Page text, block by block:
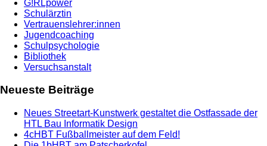
G!RLpower
Schulärztin
Vertrauenslehrer:innen
Jugendcoaching
Schulpsychologie
Bibliothek
Versuchsanstalt
Neueste Beiträge
Neues Streetart-Kunstwerk gestaltet die Ostfassade der
HTL Bau Informatik Design
4cHBT Fußballmeister auf dem Feld!